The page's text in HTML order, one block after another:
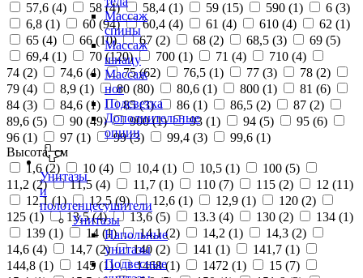
Массаж
спины
Массаж
шиацу
Массаж
ног
Подсветка
Дополнительные
опции
Унитазы
и
полотенцесушители
Унитазы
Напольные
унитазы
Подвесные
57,6 (4) 58 (4) 58,4 (1) 59 (15) 590 (1) 6 (3)
6,8 (1) 60 (94) 60,4 (4) 61 (4) 610 (4) 62 (1)
65 (4) 66 (10) 67 (2) 68 (2) 68,5 (3) 69 (5)
69,4 (1) 70 (120) 700 (1) 71 (4) 710 (4)
74 (2) 74,6 (4) 75 (62) 76,5 (1) 77 (3) 78 (2)
79 (4) 8,9 (1) 80 (80) 80,6 (1) 800 (1) 81 (6)
84 (3) 84,6 (1) 85 (3) 86 (1) 86,5 (2) 87 (2)
89,6 (5) 90 (49) 900 (1) 93 (1) 94 (5) 95 (6)
96 (1) 97 (1) 99 (3) 99,4 (3) 99,6 (1)
Высота, см
1,6 (2) 10 (4) 10,4 (1) 10,5 (1) 100 (5)
11,2 (2) 11,5 (4) 11,7 (1) 110 (7) 115 (2) 12 (11)
12,1 (1) 12,5 (9) 12,6 (1) 12,9 (1) 120 (2)
125 (1) 13,5 (4) 13,6 (5) 13.3 (4) 130 (2) 134 (1)
139 (1) 14 (1) 14,1 (2) 14,2 (1) 14,3 (2)
14,6 (4) 14,7 (2) 140 (2) 141 (1) 141,7 (1)
144,8 (1) 145 (1) 1468 (1) 1472 (1) 15 (7)